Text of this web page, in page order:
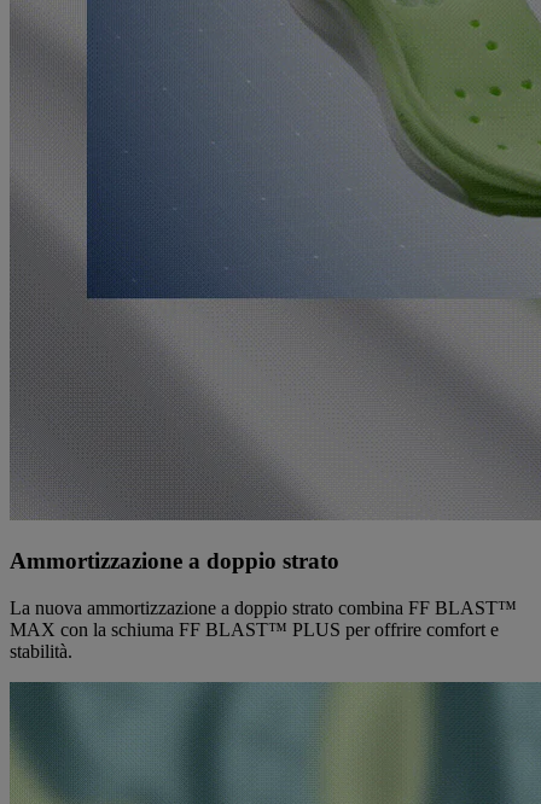
Ammortizzazione a doppio strato
La nuova ammortizzazione a doppio strato combina FF BLAST™
MAX con la schiuma FF BLAST™ PLUS per offrire comfort e
stabilità.